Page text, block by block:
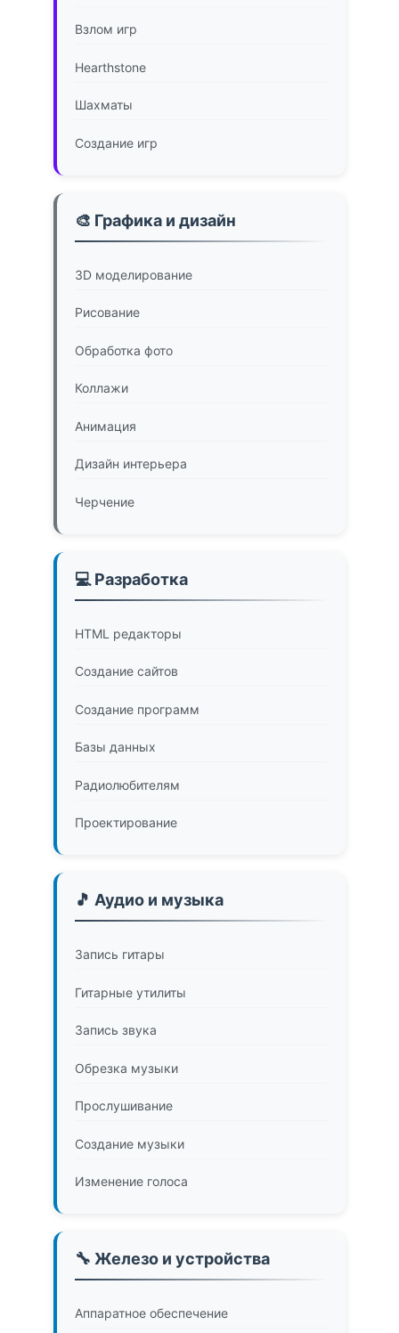
Взлом игр
Hearthstone
Шахматы
Создание игр
🎨 Графика и дизайн
3D моделирование
Рисование
Обработка фото
Коллажи
Анимация
Дизайн интерьера
Черчение
💻 Разработка
HTML редакторы
Создание сайтов
Создание программ
Базы данных
Радиолюбителям
Проектирование
🎵 Аудио и музыка
Запись гитары
Гитарные утилиты
Запись звука
Обрезка музыки
Прослушивание
Создание музыки
Изменение голоса
🔧 Железо и устройства
Аппаратное обеспечение